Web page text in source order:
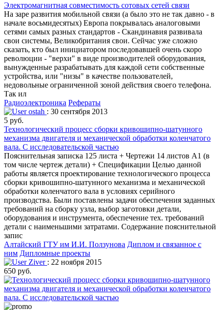
Электромагнитная совместимость сотовых сетей связи
На заре развития мобильной связи (а было это не так давно - в
начале восьмидесятых) Европа покрывалась аналоговыми
сетями самых разных стандартов - Скандинавия развивала
свои системы, Великобритания свои. Сейчас уже сложно
сказать, кто был инициатором последовавшей очень скоро
революции - "верхи" в виде производителей оборудования,
вынужденные разрабатывать для каждой сети собственные
устройства, или "низы" в качестве пользователей,
недовольные ограниченной зоной действия своего телефона.
Так ил
Радиоэлектроника Рефераты
ostah : 30 сентября 2013
5 руб.
Технологический процесс сборки кривошипно-шатунного
механизма двигателя и механической обработки коленчатого
вала. С исследовательской частью
Пояснительная записка 125 листа + Чертежи 14 листов А1 (в
том числе чертеж детали) + Спецификации Целью данной
работы является проектирование технологического процесса
сборки кривошипно-шатунного механизма и механической
обработки коленчатого вала в условиях серийного
производства. Были поставлены задачи обеспечения заданных
требований на сборку узла, выбор заготовки детали,
оборудования и инструмента, обеспечение тех. требований
детали с наименьшими затратами. Содержание пояснительной
запис
Алтайский ГТУ им И.И. Ползунова Диплом и связанное с
ним Дипломные проекты
Ziver : 22 ноября 2015
650 руб.